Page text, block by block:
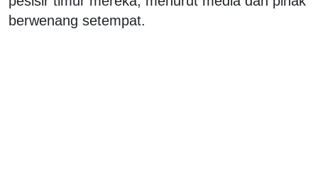
berwenang setempat.